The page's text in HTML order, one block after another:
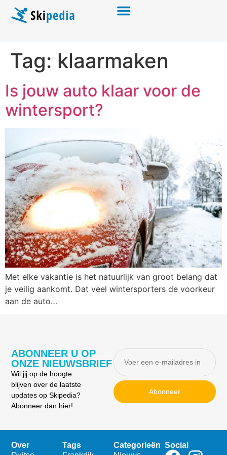
Tag: klaarmaken
Is jouw auto klaar voor de
wintersport?
Met elke vakantie is het natuurlijk van groot belang dat
je veilig aankomt. Dat veel wintersporters de voorkeur
aan de auto…
ABONNEER U OP
ONZE NIEUWSBRIEF
Wil jij op de hoogte
blijven over de laatste
updates op Skipedia?
Abonneer dan hier!
Abonneer
Over
Tags
Categorieën Social